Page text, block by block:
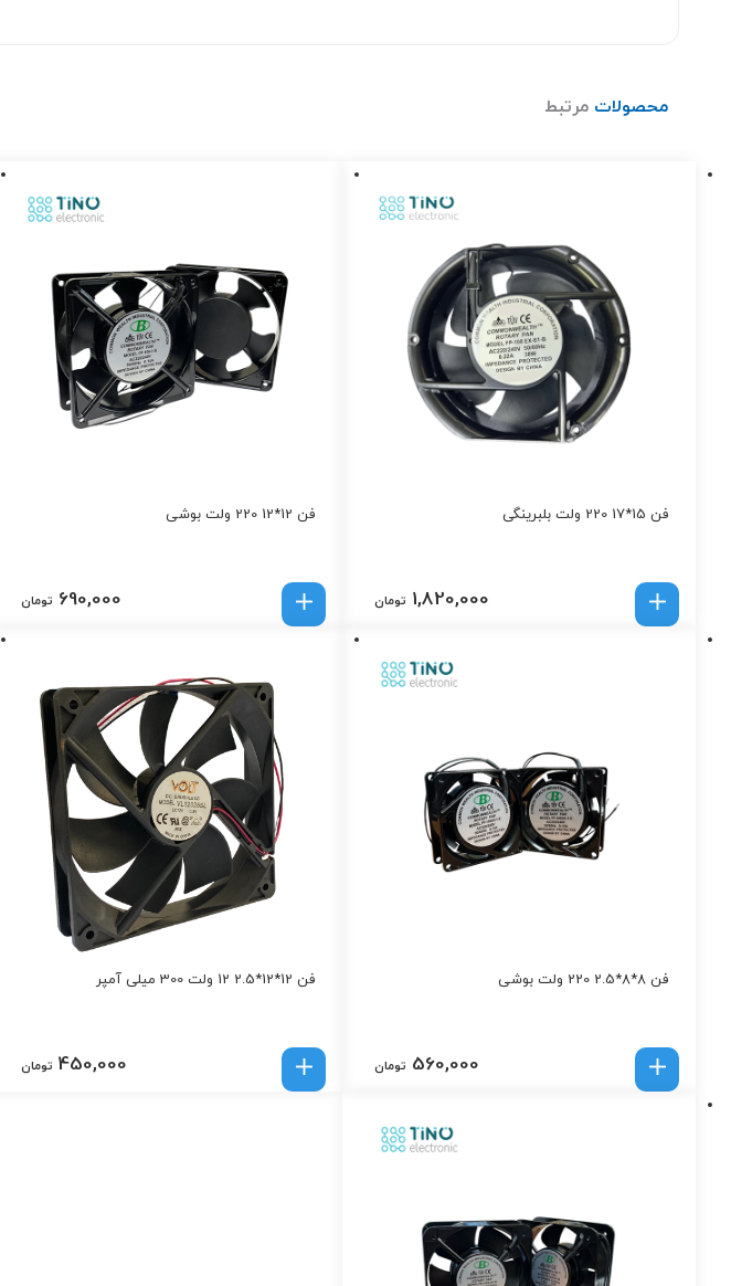
محصولات مرتبط
فن 15*17 220 ولت بلبرینگی
1,820,000 تومان
فن 12*12 220 ولت بوشی
690,000 تومان
فن 8*8*2.5 220 ولت بوشی
560,000 تومان
فن 12*12*2.5 12 ولت 300 میلی آمپر
450,000 تومان